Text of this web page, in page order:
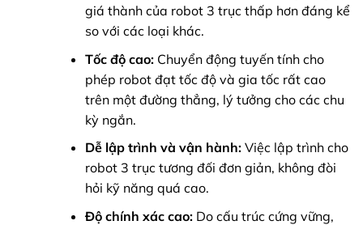
giá thành của robot 3 trục thấp hơn đáng kể
so với các loại khác.
Tốc độ cao:Chuyển động tuyến tính cho
phép robot đạt tốc độ và gia tốc rất cao
trên một đường thẳng, lý tưởng cho các chu
kỳ ngắn.
Dễ lập trình và vận hành:Việc lập trình cho
robot 3 trục tương đối đơn giản, không đòi
hỏi kỹ năng quá cao.
Độ chính xác cao:Do cấu trúc cứng vững,